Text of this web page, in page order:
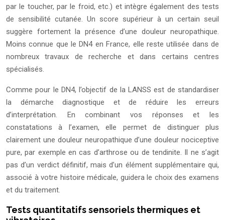
par le toucher, par le froid, etc.) et intègre également des tests
de sensibilité cutanée. Un score supérieur à un certain seuil
suggère fortement la présence d’une douleur neuropathique.
Moins connue que le DN4 en France, elle reste utilisée dans de
nombreux travaux de recherche et dans certains centres
spécialisés.
Comme pour le DN4, l’objectif de la LANSS est de standardiser
la démarche diagnostique et de réduire les erreurs
d’interprétation. En combinant vos réponses et les
constatations à l’examen, elle permet de distinguer plus
clairement une douleur neuropathique d’une douleur nociceptive
pure, par exemple en cas d’arthrose ou de tendinite. Il ne s’agit
pas d’un verdict définitif, mais d’un élément supplémentaire qui,
associé à votre histoire médicale, guidera le choix des examens
et du traitement.
Tests quantitatifs sensoriels thermiques et